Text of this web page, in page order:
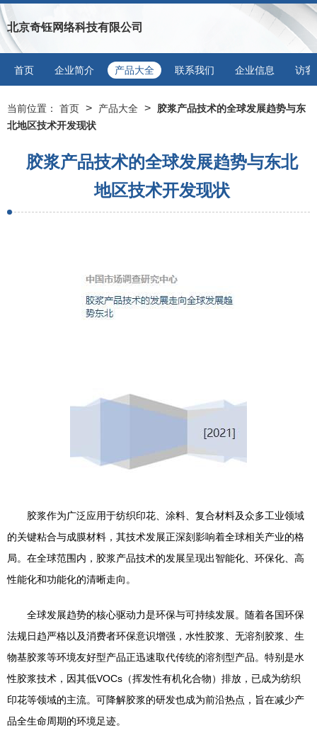
北京奇钰网络科技有限公司
首页 企业简介 产品大全 联系我们 企业信息 访客
当前位置： 首页 > 产品大全 >
胶浆产品技术的全球发展趋势与东
北地区技术开发现状
胶浆产品技术的全球发展趋势与东北
地区技术开发现状
胶浆作为广泛应用于纺织印花、涂料、复合材料及众多工业领域
的关键粘合与成膜材料，其技术发展正深刻影响着全球相关产业的格
局。在全球范围内，胶浆产品技术的发展呈现出智能化、环保化、高
性能化和功能化的清晰走向。
全球发展趋势的核心驱动力是环保与可持续发展。随着各国环保
法规日趋严格以及消费者环保意识增强，水性胶浆、无溶剂胶浆、生
物基胶浆等环境友好型产品正迅速取代传统的溶剂型产品。特别是水
性胶浆技术，因其低VOCs（挥发性有机化合物）排放，已成为纺织
印花等领域的主流。可降解胶浆的研发也成为前沿热点，旨在减少产
品全生命周期的环境足迹。